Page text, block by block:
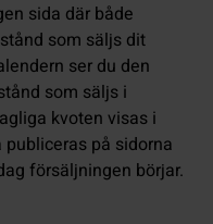
sida där både
som säljs dit
ser du den
som säljs i
kvoten visas i
på sidorna
försäljningen börjar.